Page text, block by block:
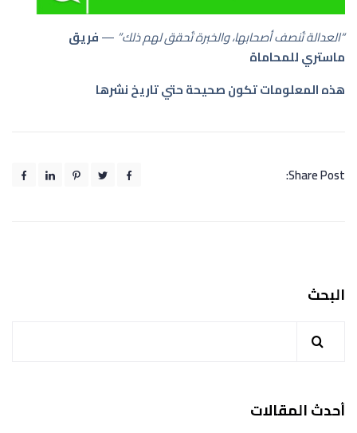
“العدالة تُنصف أصحابها، والخبرة تُحقق لهم ذلك” —فريق
ماستري للمحاماة
هذه المعلومات تكون صحيحة حتي تاريخ نشرها
Share Post:
البحث
أحدث المقالات